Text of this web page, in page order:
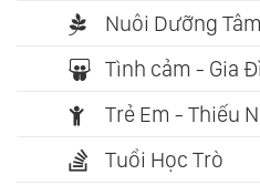
Nuôi Dưỡng
Tình cảm - Gia
Trẻ Em - Thiếu
Tuổi Học Trò